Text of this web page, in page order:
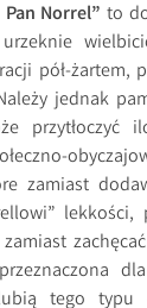
Norrel” to
pół-żartem,
jednak
przytłoczyć
zamiast
lekkości,
tego typu